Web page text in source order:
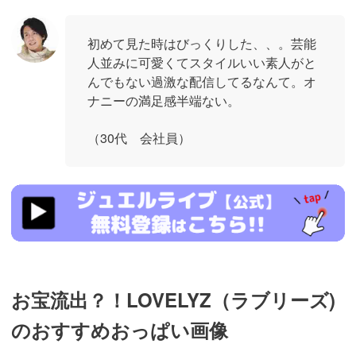
初めて見た時はびっくりした、、。芸能
人並みに可愛くてスタイルいい素人がと
んでもない過激な配信してるなんて。オ
ナニーの満足感半端ない。
（30代 会社員）
https://www.j-
live.tv/LiveChat/acs.php?
si=jwchatt&pid=MLA5661_0004&pa=lp40.php
お宝流出？！LOVELYZ（ラブリーズ)
のおすすめおっぱい画像